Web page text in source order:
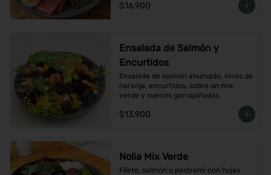
$16.900
Ensalada de Salmón y
Encurtidos
Ensalada de salmón ahumado, vivos de
naranja, encurtidos, sobre un mix
verde y nueces garrapiñadas
$13.900
Nolia Mix Verde
Filete, salmón o pastrami con hojas